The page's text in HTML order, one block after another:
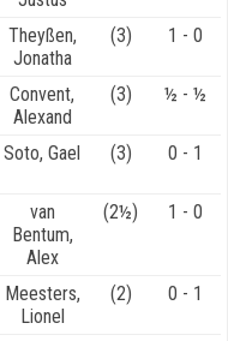
Theyßen,
Jonatha
(3) 1 - 0
Convent,
Alexand
(3) ½ - ½
Soto, Gael (3) 0 - 1
van
Bentum,
Alex
(2½) 1 - 0
Meesters,
Lionel
(2) 0 - 1